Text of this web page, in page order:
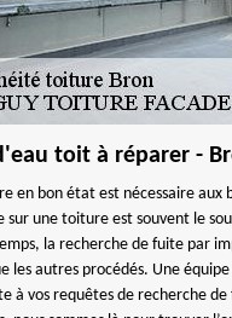
toit à réparer -
en bon état est nécessaire aux
sur une toiture est souvent le
la recherche de fuite par
les autres procédés. Une équipe
à vos requêtes de recherche